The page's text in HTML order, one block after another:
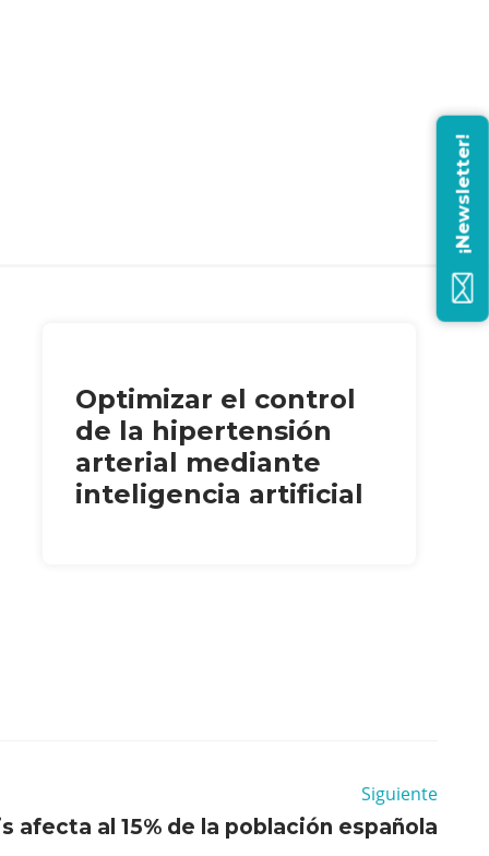
Optimizar el control
de la hipertensión
arterial mediante
inteligencia artificial
Siguiente
afecta al 15% de la población española
¡Newsletter!